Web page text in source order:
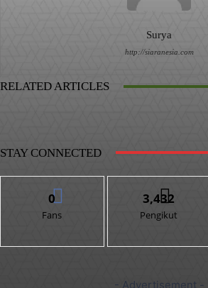
Surya
http://siaranesia.com
RELATED ARTICLES
STAY CONNECTED
0
Fans
3,432
Pengikut
- Advertisement -